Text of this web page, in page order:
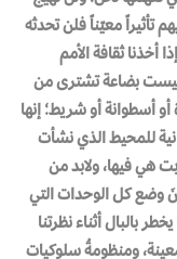
تأثيراً معيّناً فلن تحدثه
أخذنا ثقافة الأمم
ليست بضاعة تشترى من
أسطوانة أو شريط؛ إنها
للمحيط الذي نشأت
هي فيها، ولابد من
وضع كل الوحدات التي
بالبال أثناء نظرتنا
ومنظومةُ سلوكيات